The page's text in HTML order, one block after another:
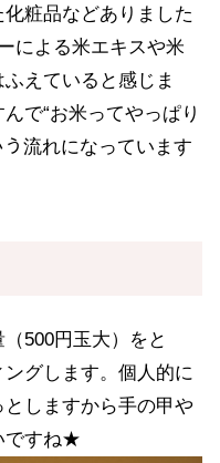
粧品などありました
による米エキスや米
えていると感じま
で“お米ってやっぱり
流れになっています
500円玉大）をと
グします。個人的に
しますから手の甲や
ですね★